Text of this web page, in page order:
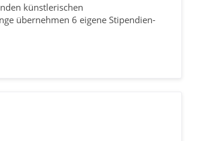
künstlerischen
übernehmen 6 eigene Stipendien-